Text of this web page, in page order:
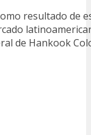
resultado de
de Hankook